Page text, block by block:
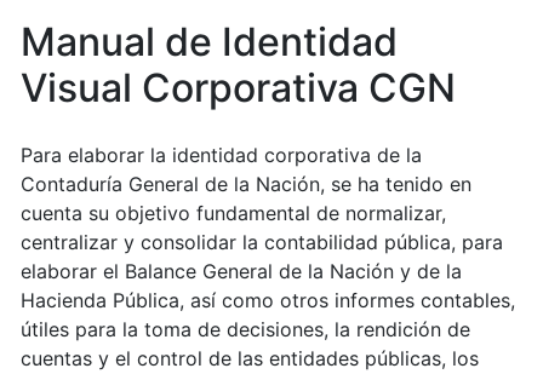
Manual de Identidad
Visual Corporativa CGN
Para elaborar la identidad corporativa de la
Contaduría General de la Nación, se ha tenido en
cuenta su objetivo fundamental de normalizar,
centralizar y consolidar la contabilidad pública, para
elaborar el Balance General de la Nación y de la
Hacienda Pública, así como otros informes contables,
útiles para la toma de decisiones, la rendición de
cuentas y el control de las entidades públicas, los